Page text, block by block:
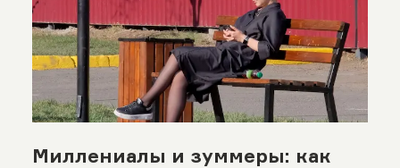
Миллениалы и зуммеры: как